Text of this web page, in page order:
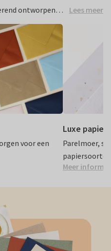
ontworpen
zo blij van
Een
sluitzegel,
de kers op je
jullie jawoord of
reveal.
Lees meer
voor een
Luxe
Parelmoer,
Meer